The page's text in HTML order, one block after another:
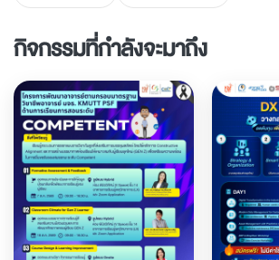
กิจกรรมที่กำลังจะมาถึง